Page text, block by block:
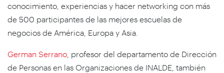
conocimiento, experiencias y hacer networking con más
de 500 participantes de las mejores escuelas de
negocios de América, Europa y Asia.
German Serrano , profesor del departamento de Dirección
de Personas en las Organizaciones de INALDE, también